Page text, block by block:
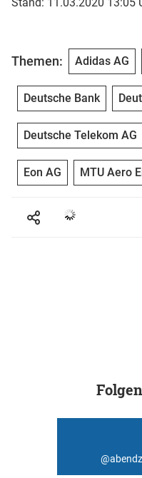
Themen: Adidas AG
Deutsche Bank
Deutsche Telekom AG
Eon AG MTU Aero